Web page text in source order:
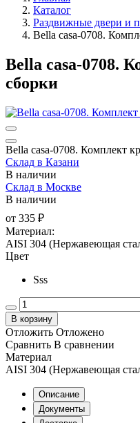
Каталог
Раздвижные двери и
Bella casa-0708.
Bella casa-0708.
сборки
Bella casa-0708. Комплект
Склад в Казани
В наличии
Склад в Москве
В наличии
от 335 ₽
Материал:
AISI 304 (Нержавеющая
Цвет
Sss
В корзину
Отложить Отложено
Сравнить В сравнении
Материал
AISI 304 (Нержавеющая
Описание
Документы